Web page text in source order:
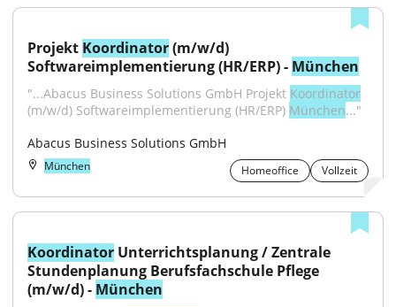
Projekt Koordinator (m/w/d)
Softwareimplementierung (HR/ERP) - München
"...Abacus Business Solutions GmbH Projekt Koordinator
(m/w/d) Softwareimplementierung (HR/ERP) München..."
Abacus Business Solutions GmbH
München Homeoffice Vollzeit
Koordinator Unterrichtsplanung / Zentrale
Stundenplanung Berufsfachschule Pflege
(m/w/d) - München